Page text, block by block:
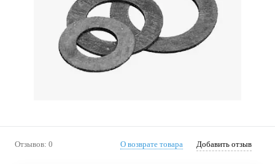
Отзывов: 0 О возврате товара Добавить отзыв